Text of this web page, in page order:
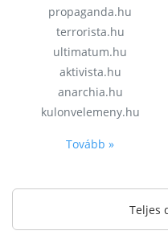
propaganda.hu
terrorista.hu
ultimatum.hu
aktivista.hu
anarchia.hu
kulonvelemeny.hu
Tovább »
Teljes